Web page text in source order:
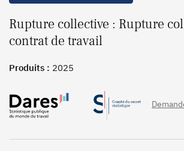
Rupture collective : Rupture
contrat de travail
Produits : 2025